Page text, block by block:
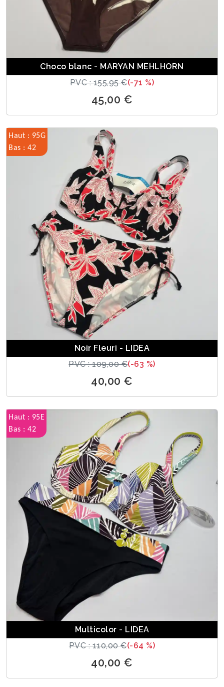
Choco blanc - MARYAN MEHLHORN
PVC : 155,95 €(-71 %)
45,00 €
Haut : 95G
Bas : 42
Noir Fleuri - LIDEA
PVC : 109,00 €(-63 %)
40,00 €
Haut : 95E
Bas : 42
Multicolor - LIDEA
PVC : 110,00 €(-64 %)
40,00 €